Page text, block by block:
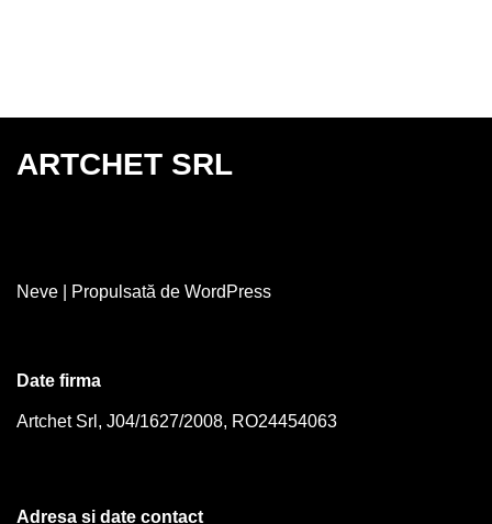
ARTCHET SRL
Neve | Propulsată de WordPress
Date firma
Artchet Srl, J04/1627/2008, RO24454063
Adresa si date contact